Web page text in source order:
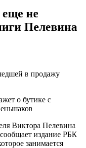
не
Пелевина
о бутике с
Виктора Пелевина
издание РБК
занимается